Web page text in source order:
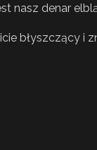
nasz denar
błyszczący i